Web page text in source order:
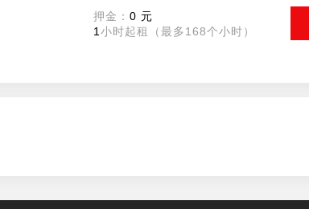
押金： 0 元
1 小时起租（最多168个小时）